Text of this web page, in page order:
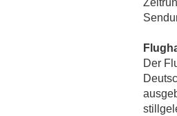
Der